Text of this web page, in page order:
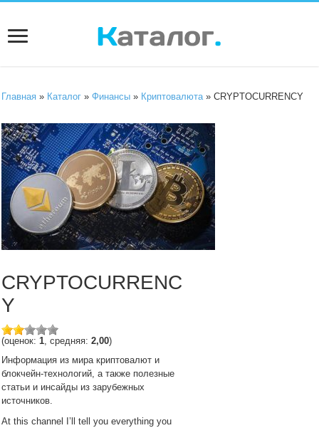
Главная » Каталог »Финансы » Криптовалюта » CRYPTOCURRENCY
CRYPTOCURRENC
Y
(оценок:1, средняя:2,00)
Информация из мира криптовалют и
блокчейн-технологий, а также полезные
статьи и инсайды из зарубежных
источников.
At this channel I’ll tell you everything you